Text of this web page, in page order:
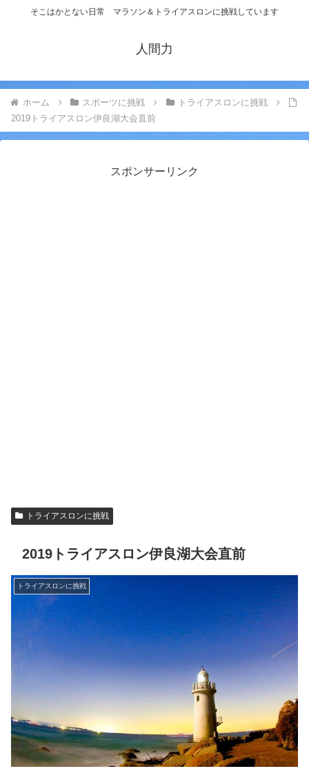
そこはかとない日常 マラソン＆トライアスロンに挑戦しています
人間力
ホーム スポーツに挑戦
トライアスロンに挑戦
2019トライアスロン伊良湖大会直前
スポンサーリンク
トライアスロンに挑戦
2019トライアスロン伊良湖大会直前
トライアスロンに挑戦